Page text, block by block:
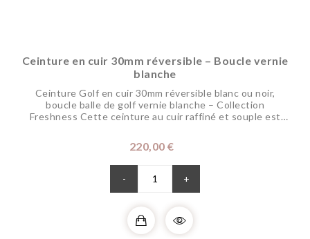
Ceinture en cuir 30mm réversible – Boucle vernie
blanche
Ceinture Golf en cuir 30mm réversible blanc ou noir,
boucle balle de golf vernie blanche – Collection
Freshness Cette ceinture au cuir raffiné et souple est
dynamiser vos tenues, représente votre passion pour le
golf. Elle s’associe...
220,00 €
- +